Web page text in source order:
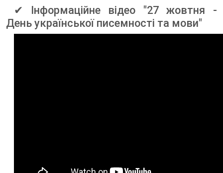
✔ Інформаційне відео "27 жовтня -
День української писемності та мови"